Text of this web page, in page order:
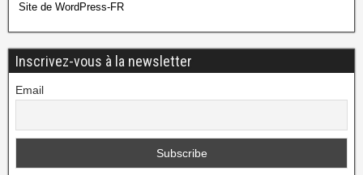
Site de WordPress-FR
Inscrivez-vous à la newsletter
Email